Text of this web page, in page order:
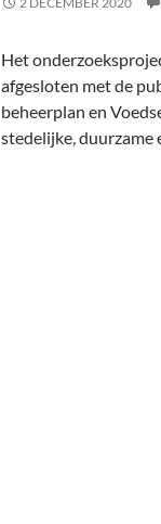
Het
afgesloten met de
beheerplan en
stedelijke, duurzame